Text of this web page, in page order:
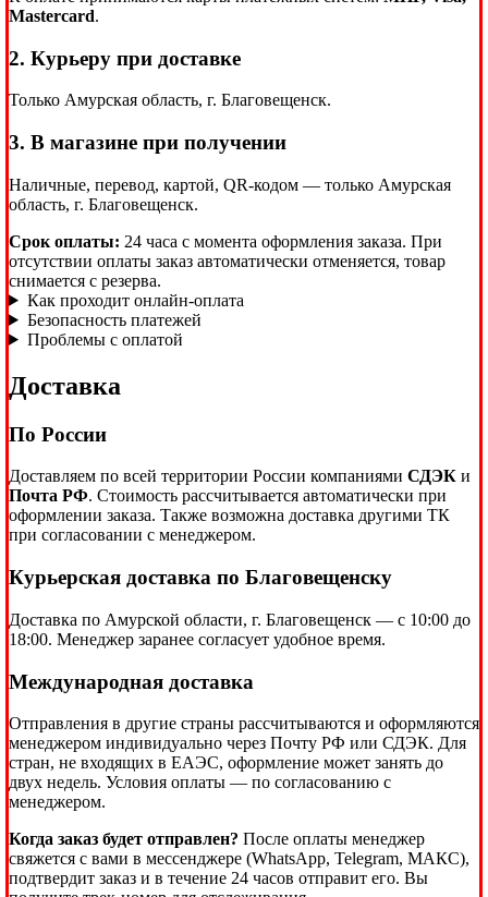
Mastercard.
2. Курьеру при доставке
Только Амурская область, г. Благовещенск.
3. В магазине при получении
Наличные, перевод, картой, QR-кодом — только Амурская
область, г. Благовещенск.
Срок оплаты: 24 часа с момента оформления заказа. При
отсутствии оплаты заказ автоматически отменяется, товар
снимается с резерва.
Как проходит онлайн-оплата
Безопасность платежей
Проблемы с оплатой
Доставка
По России
Доставляем по всей территории России компаниями СДЭК и
Почта РФ. Стоимость рассчитывается автоматически при
оформлении заказа. Также возможна доставка другими ТК
при согласовании с менеджером.
Курьерская доставка по Благовещенску
Доставка по Амурской области, г. Благовещенск — с 10:00 до
18:00. Менеджер заранее согласует удобное время.
Международная доставка
Отправления в другие страны рассчитываются и оформляются
менеджером индивидуально через Почту РФ или СДЭК. Для
стран, не входящих в ЕАЭС, оформление может занять до
двух недель. Условия оплаты — по согласованию с
менеджером.
Когда заказ будет отправлен? После оплаты менеджер
свяжется с вами в мессенджере (WhatsApp, Telegram, МАКС),
подтвердит заказ и в течение 24 часов отправит его. Вы